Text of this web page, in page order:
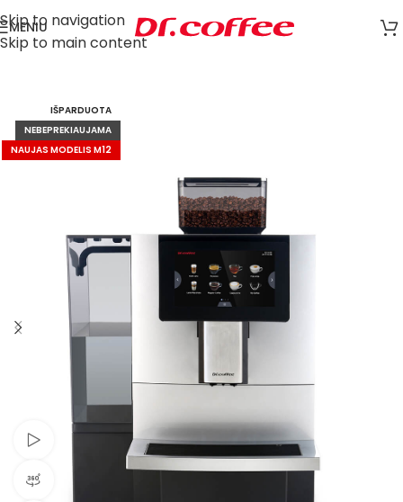
Skip to navigation
Skip to main content
MENIU
IŠPARDUOTA
NEBEPREKIAUJAMA
NAUJAS MODELIS M12
Žiūrėti video